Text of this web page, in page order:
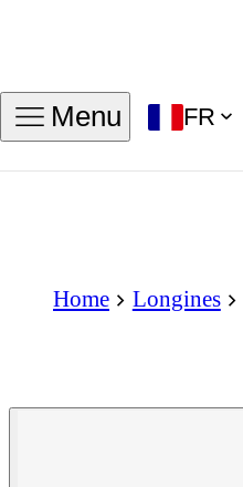
Menu FR
Home Longines